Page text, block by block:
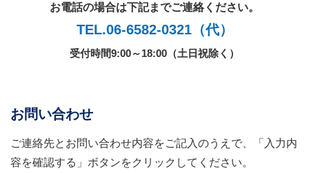
お電話の場合は下記までご連絡ください。
TEL.06-6582-0321（代）
受付時間9:00～18:00（土日祝除く）
お問い合わせ
ご連絡先とお問い合わせ内容をご記入のうえで、「入力内
容を確認する」ボタンをクリックしてください。